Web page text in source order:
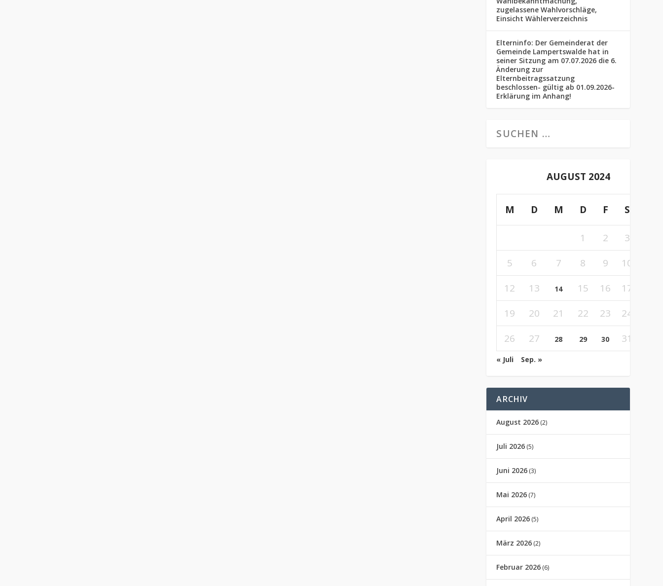
zugelassene Wahlvorschläge,
Einsicht Wählerverzeichnis
Elterninfo: Der Gemeinderat der
Gemeinde Lampertswalde hat in
seiner Sitzung am 07.07.2026 die 6.
Änderung zur
Elternbeitragssatzung
beschlossen- gültig ab 01.09.2026-
Erklärung im Anhang!
AUGUST 2024
M D M D F S
1 2 3
5
6 7 8 9 10
12
13 14 15 16 17
19
20 21 22 23 24
26
27 28 29 30 31
« Juli Sep. »
ARCHIV
August 2026 (2)
Juli 2026 (5)
Juni 2026 (3)
Mai 2026 (7)
April 2026 (5)
März 2026 (2)
Februar 2026 (6)